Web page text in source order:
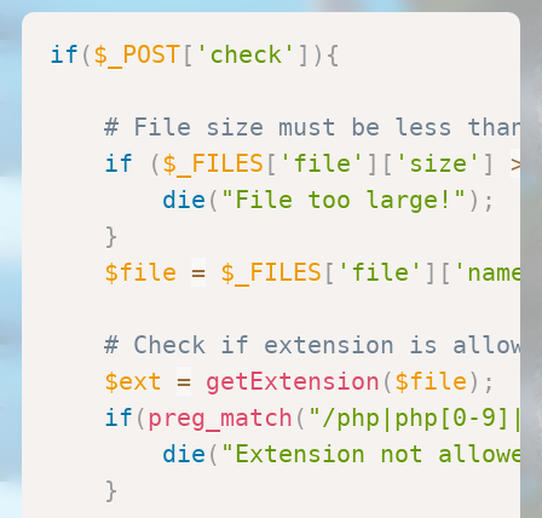
if ($_POST[ 'check' ] ) {
# File size must be less than
if
($_FILES [ 'file' ] [ 'size' ] >
die ( "File too large!" ) ;
}
$file = $_FILES [ 'file' ] [ 'name'
# Check if extension is
$ext = getExtension ($file) ;
if (preg_match ( "/php|php[0-
die ( "Extension not
}